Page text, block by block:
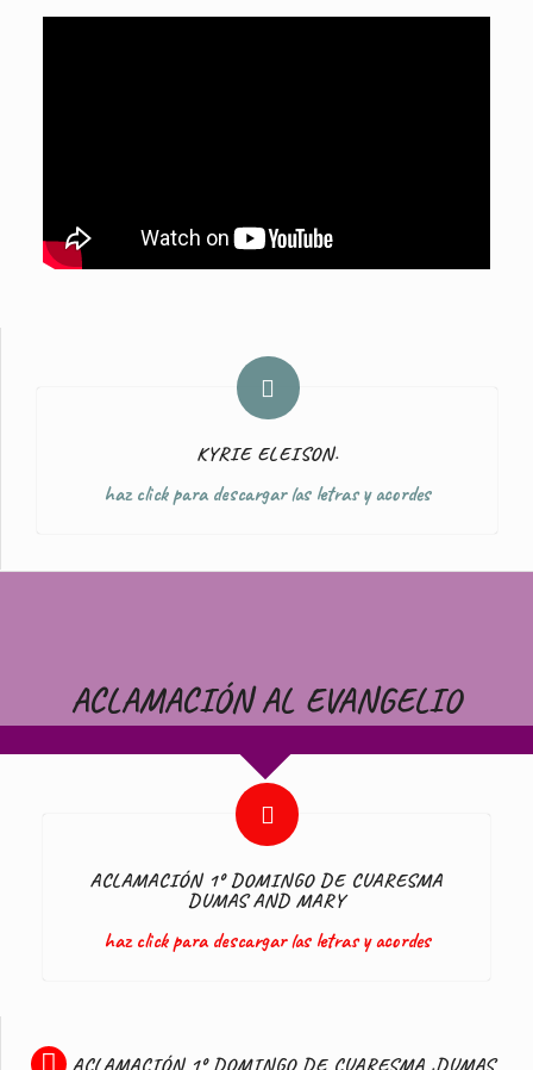
KYRIE ELEISON.
haz click para descargar las letras y acordes
ACLAMACIÓN AL EVANGELIO
ACLAMACIÓN 1º DOMINGO DE CUARESMA
DUMAS AND MARY
haz click para descargar las letras y acordes
ACLAMACIÓN 1º DOMINGO DE CUARESMA .DUMAS